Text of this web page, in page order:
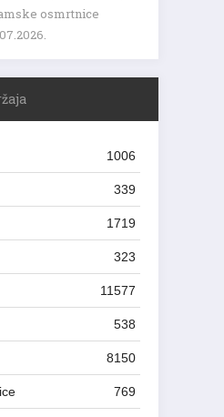
osmrtnice
1006
339
1719
323
11577
538
8150
769